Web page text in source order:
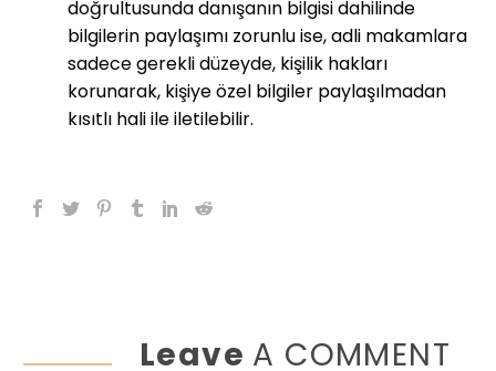
doğrultusunda danışanın bilgisi dahilinde
bilgilerin paylaşımı zorunlu ise, adli makamlara
sadece gerekli düzeyde, kişilik hakları
korunarak, kişiye özel bilgiler paylaşılmadan
kısıtlı hali ile iletilebilir.
Leave A COMMENT